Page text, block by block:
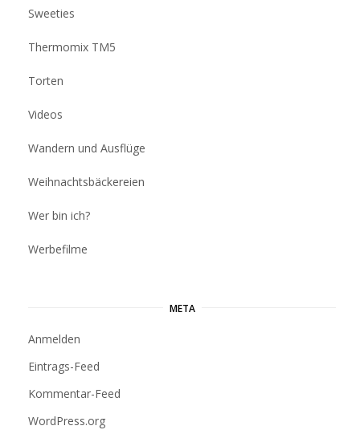
Sweeties
Thermomix TM5
Torten
Videos
Wandern und Ausflüge
Weihnachtsbäckereien
Wer bin ich?
Werbefilme
META
Anmelden
Eintrags-Feed
Kommentar-Feed
WordPress.org